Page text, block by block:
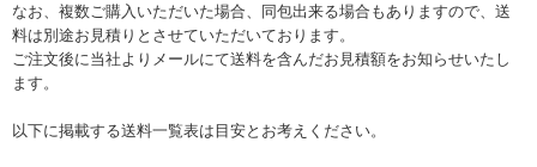
なお、複数ご購入いただいた場合、同包出来る場合もありますので、送
料は別途お見積りとさせていただいております。
ご注文後に当社よりメールにて送料を含んだお見積額をお知らせいたし
ます。
以下に掲載する送料一覧表は目安とお考えください。